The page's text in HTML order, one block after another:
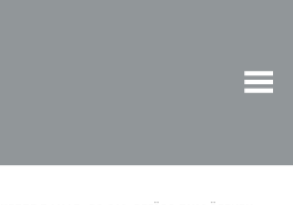
Menü umschalten